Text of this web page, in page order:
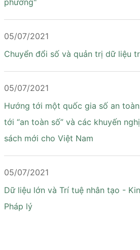
phương"
05/07/2021
Chuyển đổi số và quản trị dữ liệu
05/07/2021
Hướng tới một quốc gia số an
tới “an toàn số” và các khuyến
sách mới cho Việt Nam
05/07/2021
Dữ liệu lớn và Trí tuệ nhân tạo -
Pháp lý